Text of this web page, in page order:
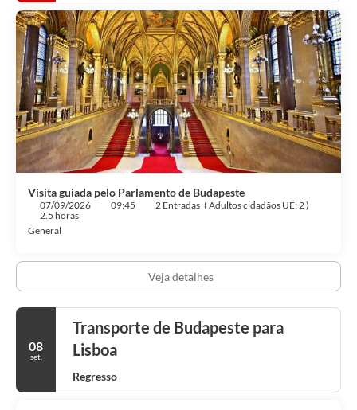
Visita guiada pelo Parlamento de Budapeste
07/09/2026 09:45 2 Entradas ( Adultos cidadãos UE: 2)
2.5 horas
General
Veja detalhes
08
set.
Transporte de Budapeste para
Lisboa
Regresso